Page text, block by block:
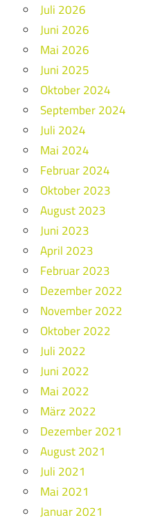
Juli 2026
Juni 2026
Mai 2026
Juni 2025
Oktober 2024
September 2024
Juli 2024
Mai 2024
Februar 2024
Oktober 2023
August 2023
Juni 2023
April 2023
Februar 2023
Dezember 2022
November 2022
Oktober 2022
Juli 2022
Juni 2022
Mai 2022
März 2022
Dezember 2021
August 2021
Juli 2021
Mai 2021
Januar 2021